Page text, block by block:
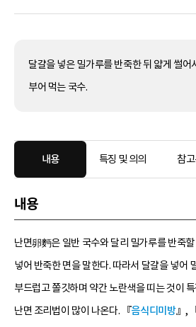
달걀을 넣은 밀가루를 반죽한 뒤 얇게 썰어
부어 먹는 국수.
내용 특징 및 의의 참
내용
난면卵麪은 일반 국수와 달리 밀가루를 반죽
넣어 반죽한 면을 말한다. 따라서 달걀을 넣어
부드럽고 쫄깃하며 약간 노란색을 띠는 것이
난면 조리법이 많이 나온다. 『음식디미방』,